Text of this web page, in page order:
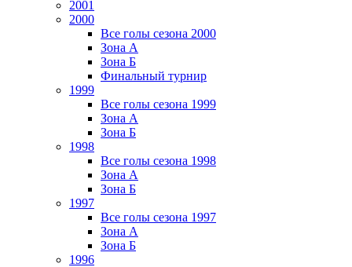
2001
2000
Все голы сезона 2000
Зона А
Зона Б
Финальный турнир
1999
Все голы сезона 1999
Зона А
Зона Б
1998
Все голы сезона 1998
Зона А
Зона Б
1997
Все голы сезона 1997
Зона А
Зона Б
1996